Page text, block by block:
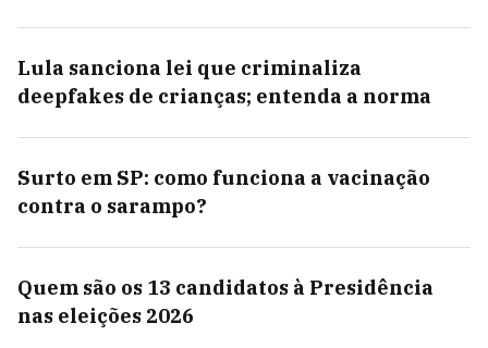
Lula sanciona lei que criminaliza
deepfakes de crianças; entenda a norma
Surto em SP: como funciona a vacinação
contra o sarampo?
Quem são os 13 candidatos à Presidência
nas eleições 2026